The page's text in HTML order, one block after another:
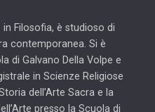
in Filosofia, è studioso di
contemporanea. Si è
di Galvano Della Volpe e
in Scienze Religiose
dell’Arte Sacra e la
presso la Scuola di